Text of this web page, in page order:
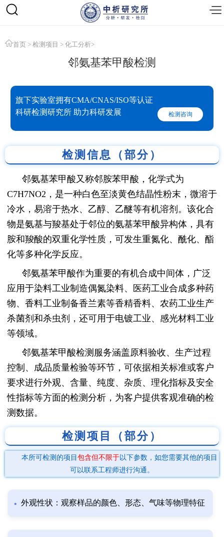
首页 > 检测项目 > 化工分析>
邻氨基苯甲酸检测
旗下实验室拥有CMA/CNAS/ISO等认证
科研检测研究所 助力科研发展
检测咨询
检测信息（部分）
邻氨基苯甲酸又称邻胺苯甲酸，化学式为
C7H7NO2，是一种白色至淡黄色结晶性粉末，微溶于
冷水，易溶于热水、乙醇、乙醚等有机溶剂。该化合
物是氨基与羧基处于邻位的氨基苯甲酸异构体，具有
胺和羧酸的双重化学性质，可发生重氮化、酰化、酯
化等多种化学反应。
邻氨基苯甲酸作为重要的有机合成中间体，广泛
应用于染料工业制造偶氮染料、医药工业合成多种药
物、香料工业制备香兰素等香精香料、农药工业生产
杀菌剂和杀虫剂，还可用于电镀工业、感光材料工业
等领域。
邻氨基苯甲酸检测服务涵盖原料验收、生产过程
控制、成品质量检验等环节，可依据相关标准或客户
要求进行外观、含量、纯度、杂质、理化指标及安全
性指标等方面的检测分析，为客户提供客观准确的检
测数据。
检测项目（部分）
本所可检测的项目 包含但不限于以下参数，如您需要其他的项目
可以联系工程师进行沟通。
外观性状：观察样品的颜色、形态、气味等物理特征